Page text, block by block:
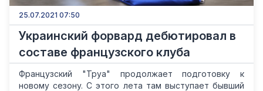
25.07.2021 07:50
Украинский форвард дебютировал в
составе французского клуба
Французский "Труа" продолжает подготовку к
новому сезону. С этого лета там выступает бывший